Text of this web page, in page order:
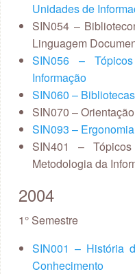
Unidades de
SIN054 –
Linguagem
SIN056 –
Informação
SIN060 –
SIN070 –
SIN093 –
SIN401 –
Metodologia da
2004
1° Semestre
SIN001 – História
Conhecimento